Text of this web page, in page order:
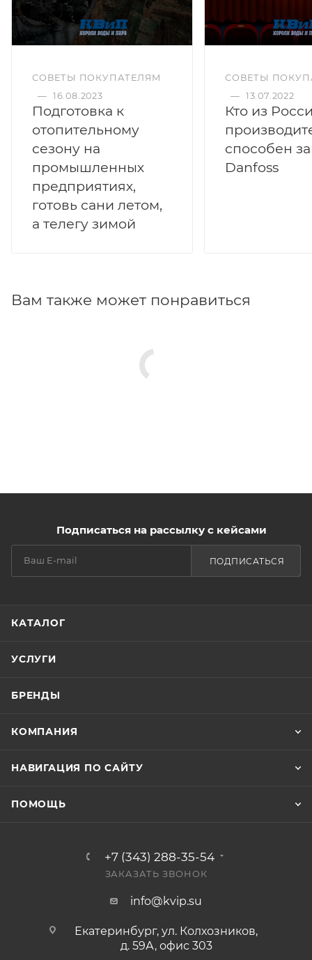
СОВЕТЫ ПОКУПАТЕЛЯМ
— 16.08.2023
Подготовка к
отопительному
сезону на
промышленных
предприятиях,
готовь сани летом,
а телегу зимой
СОВЕТЫ
— 13.07.2022
Кто из
способен
Danfoss
Вам также может понравиться
Подписаться на рассылку с кейсами
ПОДПИСАТЬСЯ
КАТАЛОГ
УСЛУГИ
БРЕНДЫ
КОМПАНИЯ
НАВИГАЦИЯ ПО САЙТУ
ПОМОЩЬ
+7 (343) 288-35-54
ЗАКАЗАТЬ ЗВОНОК
info@kvip.su
Екатеринбург, ул. Колхозников,
д. 59А, офис 303